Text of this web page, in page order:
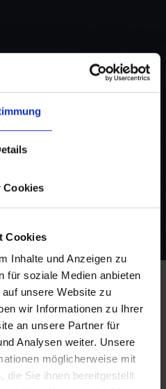
Cookies
Cookies
Inhalte und Anzeigen zu
für soziale Medien anbieten
unsere Website zu
wir Informationen zu Ihrer
an unsere Partner für
Analysen weiter. Unsere
möglicherweise mit
die Sie ihnen bereitgestellt
DHL